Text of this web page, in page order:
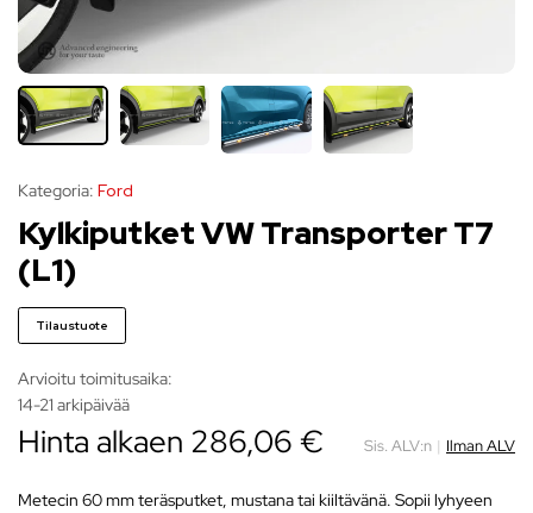
Kategoria: Ford
Kylkiputket VW Transporter T7
(L1)
Tilaustuote
Arvioitu toimitusaika:
14-21 arkipäivää
Hinta alkaen 286,06 € Sis. ALV:n | Ilman ALV
Metecin 60 mm teräsputket, mustana tai kiiltävänä. Sopii lyhyeen